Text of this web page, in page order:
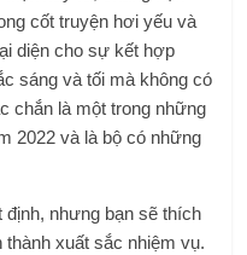
cốt truyện hơi yếu và
diện cho sự kết hợp
sáng và tối mà không có
chắn là một trong những
2022 và là bộ có những
nhưng bạn sẽ thích
thành xuất sắc nhiệm vụ.